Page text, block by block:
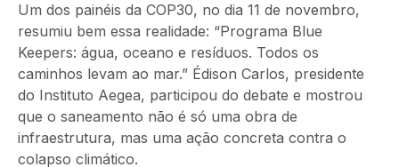
Um dos painéis da COP30, no dia 11 de novembro,
resumiu bem essa realidade: “Programa Blue
Keepers: água, oceano e resíduos. Todos os
caminhos levam ao mar.” Édison Carlos, presidente
do Instituto Aegea, participou do debate e mostrou
que o saneamento não é só uma obra de
infraestrutura, mas uma ação concreta contra o
colapso climático.